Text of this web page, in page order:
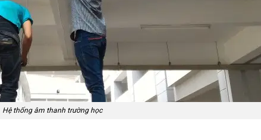
Hệ thống âm thanh trường học